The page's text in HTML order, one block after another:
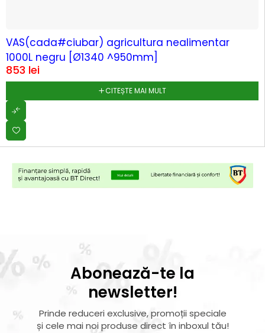
SOLD OUT
VAS(cada#ciubar) agricultura nealimentar
1000L negru [Ø1340 ^950mm]
853 lei
CITEȘTE MAI MULT
Abonează-te la
newsletter!
Prinde reduceri exclusive, promoții speciale
și cele mai noi produse direct în inboxul tău!